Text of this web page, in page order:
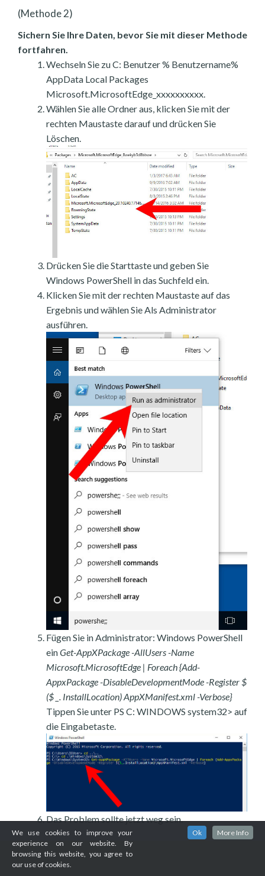
(Methode 2)
Sichern Sie Ihre Daten, bevor Sie mit dieser Methode
fortfahren.
Wechseln Sie zu C: Benutzer % Benutzername%
AppData Local Packages
Microsoft.MicrosoftEdge_xxxxxxxxxx.
Wählen Sie alle Ordner aus, klicken Sie mit der
rechten Maustaste darauf und drücken Sie
Löschen.
Drücken Sie die Starttaste und geben Sie
Windows PowerShell in das Suchfeld ein.
Klicken Sie mit der rechten Maustaste auf das
Ergebnis und wählen Sie Als Administrator
ausführen.
Fügen Sie in Administrator: Windows PowerShell
einGet-AppXPackage -AllUsers -Name
Microsoft.MicrosoftEdge | Foreach {Add-
AppxPackage -DisableDevelopmentMode -Register $
($ _. InstallLocation) AppXManifest.xml -Verbose}
Tippen Sie unter PS C: WINDOWS system32> auf
die Eingabetaste.
Das Problem sollte jetzt weg sein.
We use cookies to improve your
experience on our website. By
browsing this website, you agree to
our use of cookies.
Ok More Info